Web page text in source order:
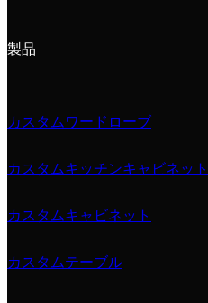
製品
カスタムワードローブ
カスタムキッチンキャビネット
カスタムキャビネット
カスタムテーブル